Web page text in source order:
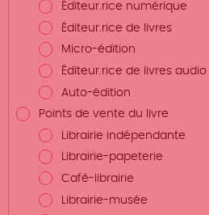
Éditeur.rice numérique
Éditeur.rice de livres
Micro-édition
Éditeur.rice de livres audio
Auto-édition
Points de vente du livre
Librairie indépendante
Librairie-papeterie
Café-librairie
Librairie-musée